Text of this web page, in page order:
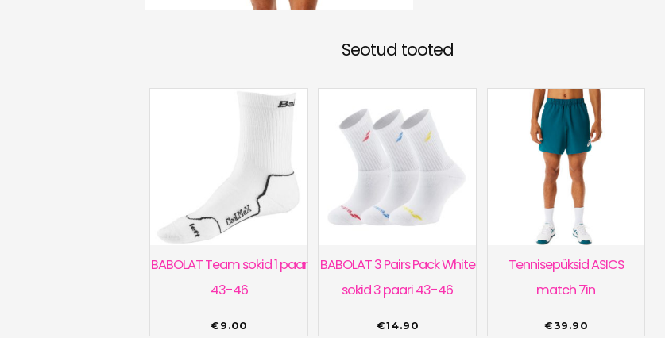
Seotud tooted
BABOLAT Team sokid 1 paar
43-46
€ 9.00
BABOLAT 3 Pairs Pack White
sokid 3 paari 43-46
€14.90
Tennisepüksid ASICS
match 7in
€39.90